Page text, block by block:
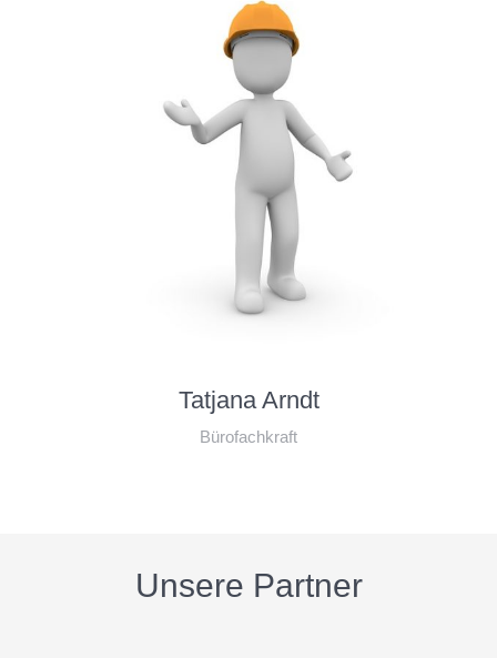
Tatjana Arndt
Bürofachkraft
Unsere Partner